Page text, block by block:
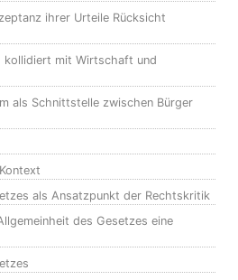
ihrer Urteile Rücksicht
kollidiert mit Wirtschaft und
als Schnittstelle zwischen Bürger
als Ansatzpunkt der Rechtskritik
des Gesetzes eine